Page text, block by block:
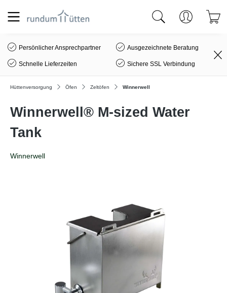
springen
Persönlicher Ansprechpartner Ausgezeichnete Beratung
Schnelle Lieferzeiten Sichere SSL Verbindung
Hüttenversorgung Öfen Zeltöfen Winnerwell
Winnerwell® M-sized Water
Tank
Winnerwell